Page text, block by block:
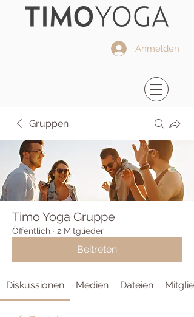
Anmelden
Gruppen
Timo Yoga Gruppe
Öffentlich · 2 Mitglieder
Beitreten
Diskussionen Medien Dateien